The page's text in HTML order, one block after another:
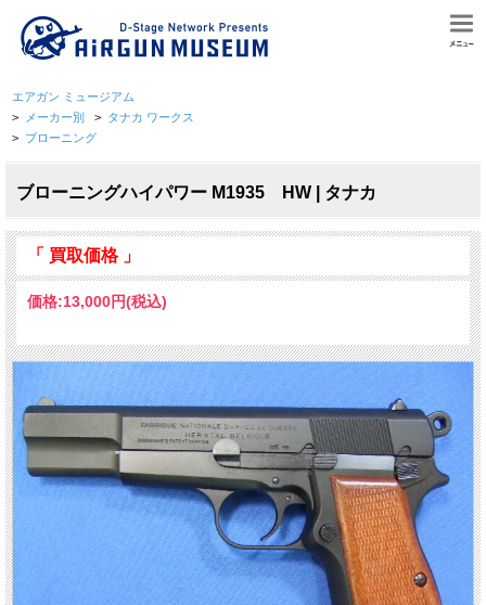
エアガン ミュージアム
> メーカー別 > タナカ ワークス
> ブローニング
ブローニングハイパワー M1935 HW | タナカ
「 買取価格 」
価格:13,000円(税込)